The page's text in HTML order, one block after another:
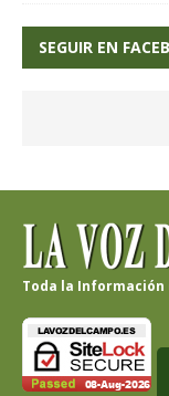
SEGUIR EN
Toda la Información